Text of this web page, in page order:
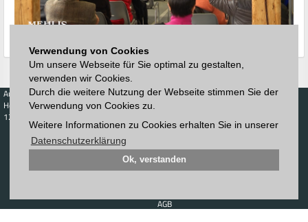
Verwendung von Cookies
Um unsere Webseite für Sie optimal zu gestalten,
verwenden wir Cookies.
Durch die weitere Nutzung der Webseite stimmen Sie der
Verwendung von Cookies zu.
Weitere Informationen zu Cookies erhalten Sie in unserer
Datenschutzerklärung
Ok, verstanden
Auktionen
Höchstzuschläge
123. Auktion
Zeitplan
Katalog
Blätterkatalog
Kaufen
Kalender
Verkaufen
Preisdatenbank
Auktionshaus
Newsletter
Downloads
AGB